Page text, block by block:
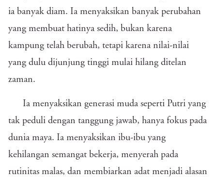
ia banyak diam. Ia menyaksikan banyak perubahan
yang membuat hatinya sedih, bukan karena
kampung telah berubah, tetapi karena nilai-nilai
yang dulu dijunjung tinggi mulai hilang ditelan
zaman.
Ia menyaksikan generasi muda seperti Putri yang
tak peduli dengan tanggung jawab, hanya fokus pada
dunia maya. Ia menyaksikan ibu-ibu yang
kehilangan semangat bekerja, menyerah pada
rutinitas malas, dan membiarkan adat menjadi alasan